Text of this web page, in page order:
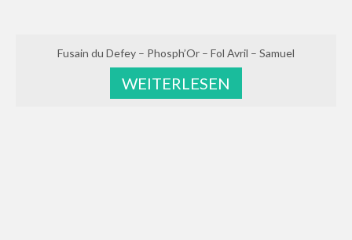
Fusain du Defey – Phosph’Or – Fol Avril – Samuel
WEITERLESEN